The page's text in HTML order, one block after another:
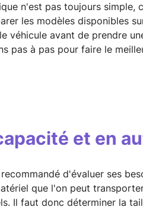
n'est pas toujours
les modèles disponibles
véhicule avant de prendre
pas à pas pour faire le
et en
d'évaluer ses
que l'on peut
Il faut donc déterminer la